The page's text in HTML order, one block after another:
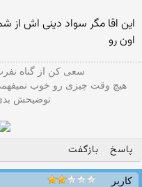
این اقا مگر سواد دینی اش از
اون رو
سعی کن از گناه
هیچ وقت چیزی رو خوب نمیفهمی
توضیحش
پاسخ بازگفت
کاربر